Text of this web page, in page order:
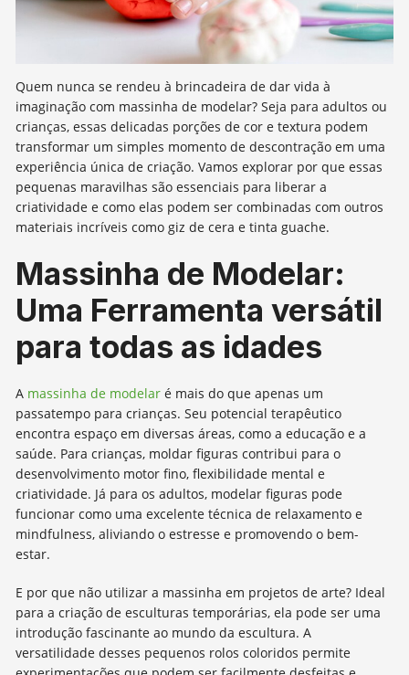
Quem nunca se rendeu à brincadeira de dar vida à
imaginação com massinha de modelar? Seja para adultos ou
crianças, essas delicadas porções de cor e textura podem
transformar um simples momento de descontração em uma
experiência única de criação. Vamos explorar por que essas
pequenas maravilhas são essenciais para liberar a
criatividade e como elas podem ser combinadas com outros
materiais incríveis como giz de cera e tinta guache.
Massinha de Modelar:
Uma Ferramenta versátil
para todas as idades
A massinha de modelar é mais do que apenas um
passatempo para crianças. Seu potencial terapêutico
encontra espaço em diversas áreas, como a educação e a
saúde. Para crianças, moldar figuras contribui para o
desenvolvimento motor fino, flexibilidade mental e
criatividade. Já para os adultos, modelar figuras pode
funcionar como uma excelente técnica de relaxamento e
mindfulness, aliviando o estresse e promovendo o bem-
estar.
E por que não utilizar a massinha em projetos de arte? Ideal
para a criação de esculturas temporárias, ela pode ser uma
introdução fascinante ao mundo da escultura. A
versatilidade desses pequenos rolos coloridos permite